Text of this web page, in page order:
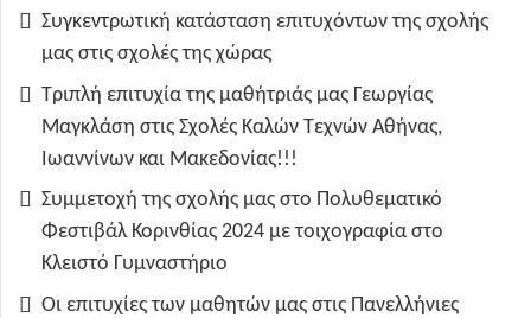
Συγκεντρωτική κατάσταση επιτυχόντων της σχολής
μας στις σχολές της χώρας
Τριπλή επιτυχία της μαθήτριάς μας Γεωργίας
Μαγκλάση στις Σχολές Καλών Τεχνών Αθήνας,
Ιωαννίνων και Μακεδονίας!!!
Συμμετοχή της σχολής μας στο Πολυθεματικό
Φεστιβάλ Κορινθίας 2024 με τοιχογραφία στο
Κλειστό Γυμναστήριο
Οι επιτυχίες των μαθητών μας στις Πανελλήνιες